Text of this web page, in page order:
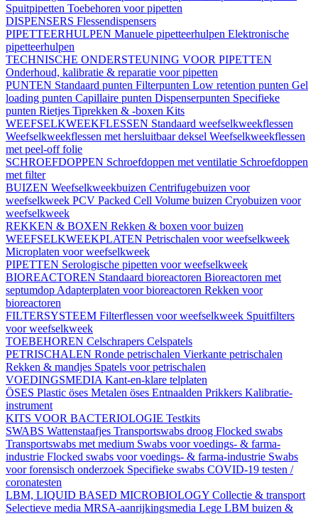
Spuitpipetten Toebehoren voor pipetten
DISPENSERS Flessendispensers
PIPETTEERHULPEN Manuele pipetteerhulpen Elektronische
pipetteerhulpen
TECHNISCHE ONDERSTEUNING VOOR PIPETTEN
Onderhoud, kalibratie & reparatie voor pipetten
PUNTEN Standaard punten Filterpunten Low retention punten Gel
loading punten Capillaire punten Dispenserpunten Specifieke
punten Rietjes Tiprekken & -boxen Kits
WEEFSELKWEEKFLESSEN Standaard weefselkweekflessen
Weefselkweekflessen met hersluitbaar deksel Weefselkweekflessen
met peel-off folie
SCHROEFDOPPEN Schroefdoppen met ventilatie Schroefdoppen
met filter
BUIZEN Weefselkweekbuizen Centrifugebuizen voor
weefselkweek PCV Packed Cell Volume buizen Cryobuizen voor
weefselkweek
REKKEN & BOXEN Rekken & boxen voor buizen
WEEFSELKWEEKPLATEN Petrischalen voor weefselkweek
Microplaten voor weefselkweek
PIPETTEN Serologische pipetten voor weefselkweek
BIOREACTOREN Standaard bioreactoren Bioreactoren met
septumdop Adapterplaten voor bioreactoren Rekken voor
bioreactoren
FILTERSYSTEEM Filterflessen voor weefselkweek Spuitfilters
voor weefselkweek
TOEBEHOREN Celschrapers Celspatels
PETRISCHALEN Ronde petrischalen Vierkante petrischalen
Rekken & mandjes Spatels voor petrischalen
VOEDINGSMEDIA Kant-en-klare telplaten
ÖSES Plastic öses Metalen öses Entnaalden Prikkers Kalibratie-
instrument
KITS VOOR BACTERIOLOGIE Testkits
SWABS Wattenstaafjes Transportswabs droog Flocked swabs
Transportswabs met medium Swabs voor voedings- & farma-
industrie Flocked swabs voor voedings- & farma-industrie Swabs
voor forensisch onderzoek Specifieke swabs COVID-19 testen /
coronatesten
LBM, LIQUID BASED MICROBIOLOGY Collectie & transport
Selectieve media MRSA-aanrijkingsmedia Lege LBM buizen &